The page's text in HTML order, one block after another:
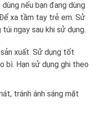
nếu bạn đang dùng
xa tầm tay trẻ em. Sử
ngay sau khi sử dụng.
xuất. Sử dụng tốt
bì. Hạn sử dụng ghi theo
tránh ánh sáng mặt